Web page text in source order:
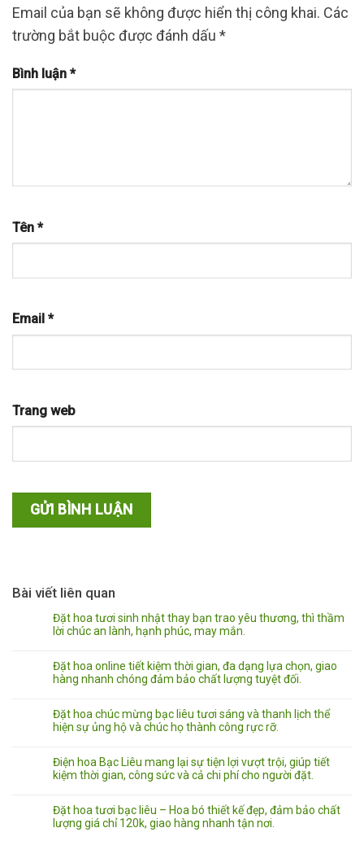
Email của bạn sẽ không được hiển thị công khai. Các
trường bắt buộc được đánh dấu *
Bình luận *
Tên *
Email *
Trang web
Bài viết liên quan
Đặt hoa tươi sinh nhật thay bạn trao yêu thương, thì thầm
lời chúc an lành, hạnh phúc, may mắn.
Đặt hoa online tiết kiệm thời gian, đa dạng lựa chọn, giao
hàng nhanh chóng đảm bảo chất lượng tuyệt đối.
Đặt hoa chúc mừng bạc liêu tươi sáng và thanh lịch thể
hiện sự ủng hộ và chúc họ thành công rực rỡ.
Điện hoa Bạc Liêu mang lại sự tiện lợi vượt trội, giúp tiết
kiệm thời gian, công sức và cả chi phí cho người đặt.
Đặt hoa tươi bạc liêu – Hoa bó thiết kế đẹp, đảm bảo chất
lượng giá chỉ 120k, giao hàng nhanh tận nơi.